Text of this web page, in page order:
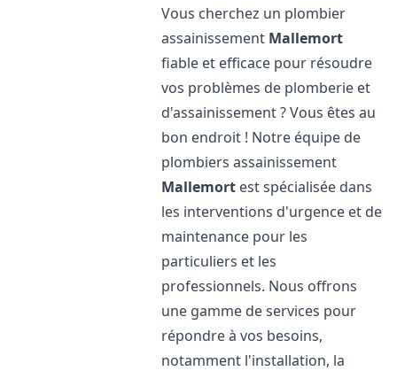
Vous cherchez un plombier
assainissement Mallemort
fiable et efficace pour résoudre
vos problèmes de plomberie et
d'assainissement ? Vous êtes au
bon endroit ! Notre équipe de
plombiers assainissement
Mallemort est spécialisée dans
les interventions d'urgence et de
maintenance pour les
particuliers et les
professionnels. Nous offrons
une gamme de services pour
répondre à vos besoins,
notamment l'installation, la